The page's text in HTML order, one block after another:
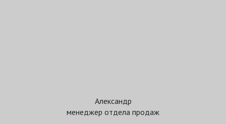
Александр
менеджер отдела продаж